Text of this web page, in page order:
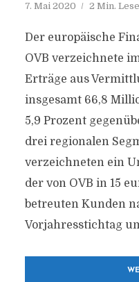
7. Mai 2020 2 Min.
Der europäische
OVB verzeichnete
Erträge aus
insgesamt 66,8
5,9 Prozent
drei regionalen
verzeichneten ein
der von OVB in 15
betreuten Kunden
Vorjahresstichtag